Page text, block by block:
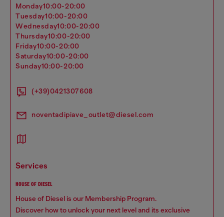
monday10:00-20:00
tuesday10:00-20:00
wednesday10:00-20:00
thursday10:00-20:00
friday10:00-20:00
saturday10:00-20:00
sunday10:00-20:00
(+39)0421307608
noventadipiave_outlet@diesel.com
services
HOUSE OF DIESEL
House of Diesel is our Membership Program.
Discover how to unlock your next level and its exclusive